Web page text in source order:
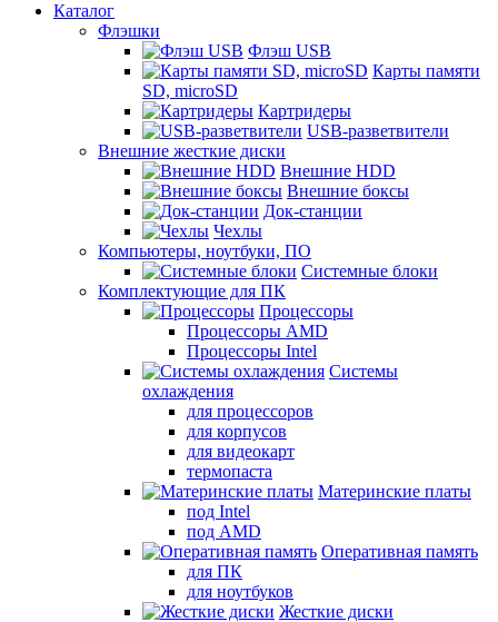
Каталог
Флэшки
Флэш USB
Карты памяти
SD, microSD
Картридеры
USB-разветвители
Внешние жесткие диски
Внешние HDD
Внешние боксы
Док-станции
Чехлы
Компьютеры, ноутбуки, ПО
Системные блоки
Комплектующие для ПК
Процессоры
Процессоры AMD
Процессоры Intel
Системы
охлаждения
для процессоров
для корпусов
для видеокарт
термопаста
Материнские платы
под Intel
под AMD
Оперативная память
для ПК
для ноутбуков
Жесткие диски